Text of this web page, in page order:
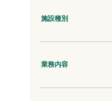
施設種別
業務内容